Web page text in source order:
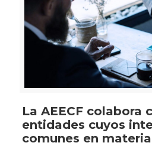
La AEECF colabora
entidades cuyos
comunes en